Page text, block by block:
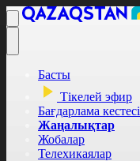
Басты
Тікелей эфир
Бағдарлама кестесі
Жаңалықтар
Жобалар
Телехикаялар